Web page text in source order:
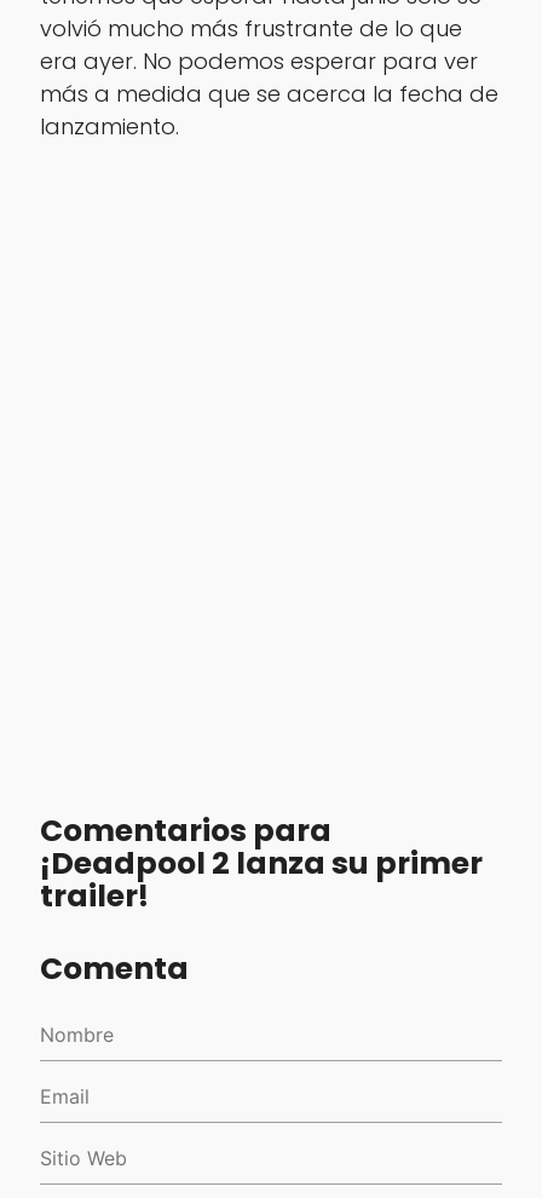
volvió mucho más frustrante de lo que
era ayer. No podemos esperar para ver
más a medida que se acerca la fecha de
lanzamiento.
Comentarios para
¡Deadpool 2 lanza su primer
trailer!
Comenta